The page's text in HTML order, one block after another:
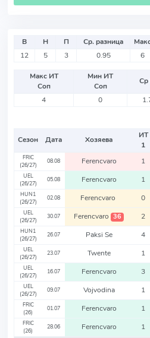
В Н П Ср. разница
12
5 3 0.95 6
Макс ИТ
Соп
Мин ИТ
Соп
Ср
4
0
Сезон Дата Хозяева
ИТ
1
FRIC
(26/27)
08.08 Ferencvaro 1
UEL
(26/27)
05.08 Ferencvaro 1
HUN1
(26/27)
02.08 Ferencvaro 0
UEL
(26/27)
30.07 Ferencvaro 36 2
HUN1
(26/27)
26.07 Paksi Se 4
UEL
(26/27)
23.07 Twente 1
UEL
(26/27)
16.07 Ferencvaro 3
UEL
(26/27)
09.07 Vojvodina 1
FRIC
(26)
01.07 Ferencvaro 1
FRIC
(26)
28.06 Ferencvaro 1